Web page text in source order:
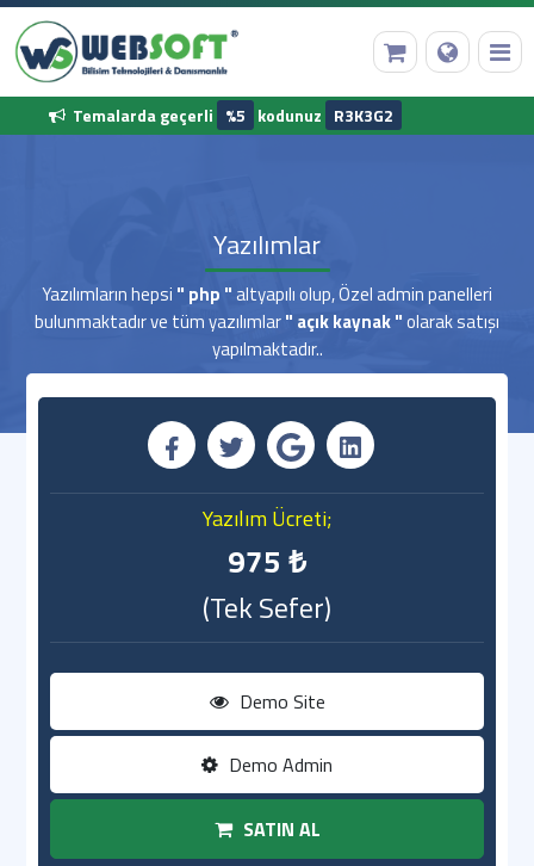
Temalarda geçerli %5 kodunuz R3K3G2
Yazılımlar
Yazılımların hepsi " php "altyapılı olup, Özel admin panelleri
bulunmaktadır ve tüm yazılımlar" açık kaynak "olarak satışı
yapılmaktadır..
Yazılım Ücreti;
975 ₺
(Tek Sefer)
Demo Site
Demo Admin
SATIN AL
Web Hosting
Hazır Yazılımlar
Diğer Hizmetler
Kurumsal Bilgilerimiz